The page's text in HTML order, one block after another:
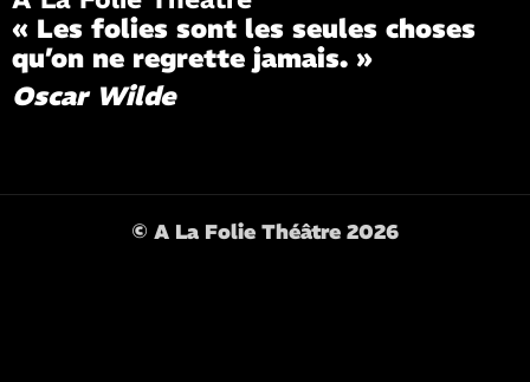
« Les folies sont les seules choses
qu’on ne regrette jamais. »
Oscar Wilde
© A La Folie Théâtre 2026